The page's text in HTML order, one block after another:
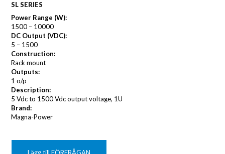
SL SERIES
Power Range (W):
1500 – 10000
DC Output (VDC):
5 – 1500
Construction:
Rack mount
Outputs:
1 o/p
Description:
5 Vdc to 1500 Vdc output voltage, 1U
Brand:
Magna-Power